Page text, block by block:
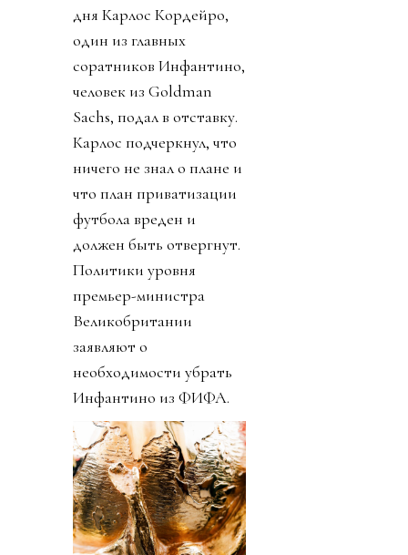
дня Карлос Кордейро,
один из главных
соратников Инфантино,
человек из Goldman
Sachs, подал в отставку.
Карлос подчеркнул, что
ничего не знал о плане и
что план приватизации
футбола вреден и
должен быть отвергнут.
Политики уровня
премьер-министра
Великобритании
заявляют о
необходимости убрать
Инфантино из ФИФА.